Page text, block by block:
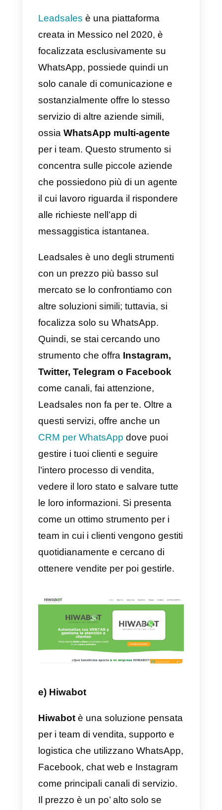
mercato.
c) Zendesk
Zendeskè uno strumento di
assistenza clienti che ti consente
di connettere i tuoi agenti con i
clienti tramiteWhatsApp
che possano essere serviti dalla
senza dover accedere all’app di
messaggistica.
Inoltre, puoi tenere traccia di tutte
le attività dei tuoi agenti in modo
da poter valutare il loro
D’altronde, Zendesk non si
concentra solo su WhatsApp, ma
anche su più piattaforme che
integrare e che ti renderanno la
vita molto più facile, essendo
efficaci e utili.
il supporto tecnico, vendite e
team. Tuttavia, dovresti sempre
considerare il prezzo abbastanza
alto di questo servizio. Per
davvero bisogno, in quanto si
presenta come uno strumento
buono ma costoso da cui però
potrai ottenere molti benefici.